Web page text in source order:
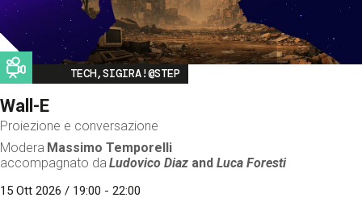
Image
TECH,SIGIRA!@STEP
Wall-E
Proiezione e conversazione
Modera Massimo Temporelli
accompagnato da Ludovico Diaz andLuca Foresti
15 Ott 2026 / 19:00 - 22:00